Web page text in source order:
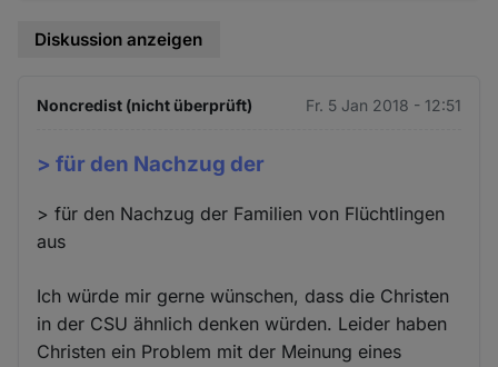
Diskussion anzeigen
Noncredist (nicht überprüft) Fr. 5 Jan 2018 - 12:51
> für den Nachzug der
> für den Nachzug der Familien von Flüchtlingen
aus
Ich würde mir gerne wünschen, dass die Christen
in der CSU ähnlich denken würden. Leider haben
Christen ein Problem mit der Meinung eines